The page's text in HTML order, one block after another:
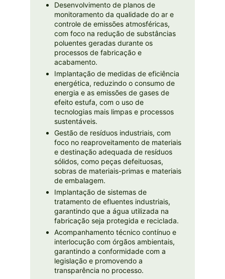
Desenvolvimento de planos de
monitoramento da qualidade do ar e
controle de emissões atmosféricas,
com foco na redução de substâncias
poluentes geradas durante os
processos de fabricação e
acabamento.
Implantação de medidas de eficiência
energética, reduzindo o consumo de
energia e as emissões de gases de
efeito estufa, com o uso de
tecnologias mais limpas e processos
sustentáveis.
Gestão de resíduos industriais, com
foco no reaproveitamento de materiais
e destinação adequada de resíduos
sólidos, como peças defeituosas,
sobras de materiais-primas e materiais
de embalagem.
Implantação de sistemas de
tratamento de efluentes industriais,
garantindo que a água utilizada na
fabricação seja protegida e reciclada.
Acompanhamento técnico contínuo e
interlocução com órgãos ambientais,
garantindo a conformidade com a
legislação e promovendo a
transparência no processo.